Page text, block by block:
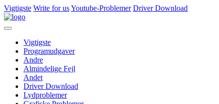
Vigtigste Write for usYoutube-Problemer Driver Download
Vigtigste
Programudgaver
Andre
Almindelige Fejl
Andet
Driver Download
Lydproblemer